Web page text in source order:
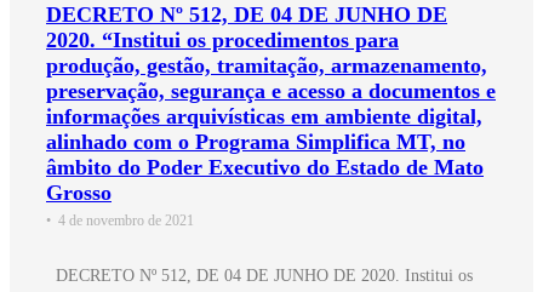
DECRETO Nº 512, DE 04 DE JUNHO DE
2020. “Institui os procedimentos para
produção, gestão, tramitação, armazenamento,
preservação, segurança e acesso a documentos e
informações arquivísticas em ambiente digital,
alinhado com o Programa Simplifica MT, no
âmbito do Poder Executivo do Estado de Mato
Grosso
• 4 de novembro de 2021
DECRETO Nº 512, DE 04 DE JUNHO DE 2020. Institui os